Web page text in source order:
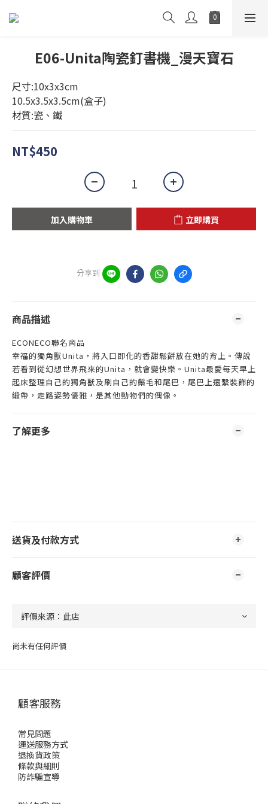
E06-Unita陶瓷釘書機_漫天寶石
尺寸:10x3x3cm
10.5x3.5x3.5cm(盒子)
材質:瓷、鐵
NT$450
加入購物車 立即購買
分享到
商品描述
ECONECO聯名商品
幸福的獨角獸Unita，將入口即化的香甜鬆餅放在她的背上。傳說
若看到從幻想世界飛來的Unita，就會變快樂。Unita最愛每天早上
起床整理自己的獨角獸及刷自己的鬃毛和尾巴，尾巴上還繫裝飾的
緞帶，走路姿勢優雅，是其他動物們的偶像。
了解更多
送貨及付款方式
顧客評價
尚未有任何評價
顧客服務
常見問題
運送服務方式
退換貨政策
條款與細則
防詐騙宣導